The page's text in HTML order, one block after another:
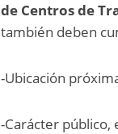
de Centros de
también deben
-Ubicación
-Carácter público,